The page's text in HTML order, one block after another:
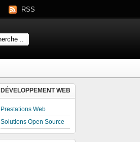
RSS
DÉVELOPPEMENT WEB
Prestations Web
Solutions Open Source